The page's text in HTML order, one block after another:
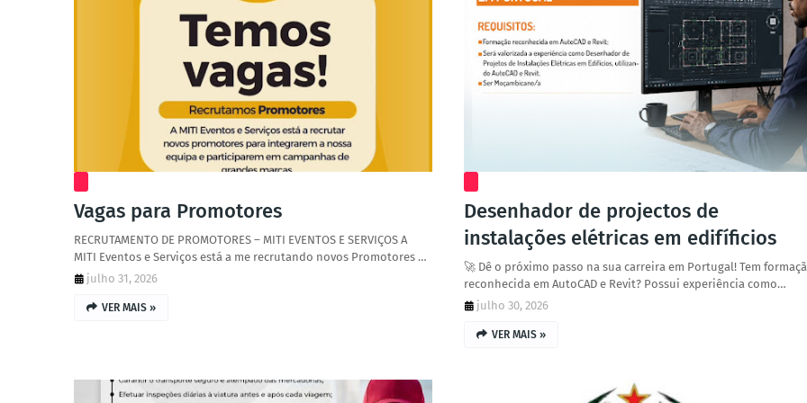
Vagas para Promotores
RECRUTAMENTO DE PROMOTORES – MITI EVENTOS E SERVIÇOS A
MITI Eventos e Serviços está a me recrutando novos Promotores …
julho 31, 2026
VER MAIS »
Desenhador de projectos de
instalações elétricas em edifíficios
🚀 Dê o próximo passo na sua carreira em Portugal! Tem
reconhecida em AutoCAD e Revit? Possui experiência como…
julho 30, 2026
VER MAIS »